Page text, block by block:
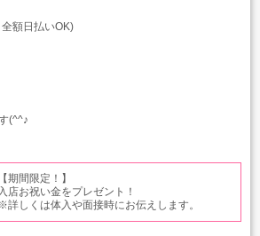
額日払いOK)
(^^♪
【期間限定！】
入店お祝い金をプレゼント！
詳しくは体入や面接時にお伝えします。